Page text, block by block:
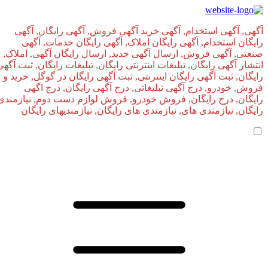
آگهی, آگهی استخدام, آگهی خرید آگهی فروش, آگهی رایگان, آگهی
رایگان استخدام, آگهی رایگان املاک, آگهی رایگان خدمات, آگهی
صنعتی, آگهی فروش, ارسال آگهی جدید, ارسال رایگان آگهی, املاک,
انتشار آگهی رایگان, تبلیغات اینترنتی رایگان, تبلیغات رایگان, ثبت آگهی
رایگان, ثبت آگهی رایگان اینترنتی, ثبت آگهی رایگان در گوگل, خرید و
فروش, خودرو, درج آگهی تبلیغاتی, درج آگهی رایگان, درج اگهی
رایگان, درج رایگان, فروش خودرو, فروش لوازم دست دوم, نیازمندی
رایگان, نیازمندی های, نیازمندی‌ های رایگان, نیازمندیهای رایگان